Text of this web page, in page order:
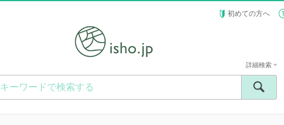
初めての方へ
詳細検索